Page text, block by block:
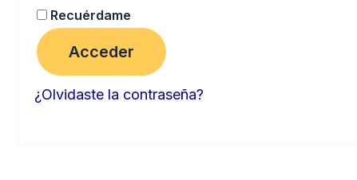
Recuérdame
Acceder
¿Olvidaste la contraseña?